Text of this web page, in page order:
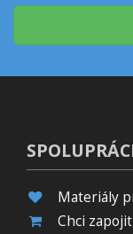
Materiály
Chci